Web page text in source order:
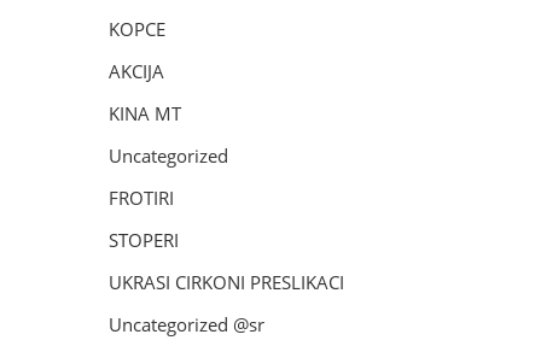
KOPCE
AKCIJA
KINA MT
Uncategorized
FROTIRI
STOPERI
UKRASI CIRKONI PRESLIKACI
Uncategorized @sr